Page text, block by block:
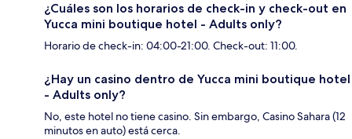
¿Cuáles son los horarios de check-in y check-out en
Yucca mini boutique hotel - Adults only?
Horario de check-in: 04:00-21:00. Check-out: 11:00.
¿Hay un casino dentro de Yucca mini boutique hotel
- Adults only?
No, este hotel no tiene casino. Sin embargo, Casino Sahara (12
minutos en auto) está cerca.